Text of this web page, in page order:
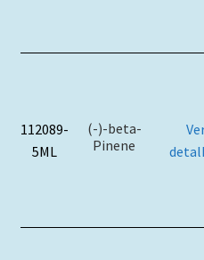
112089-
5ML
(-)-beta-
Pinene